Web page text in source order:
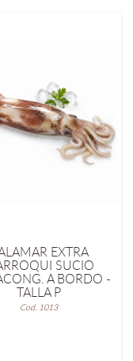
EXTRA
SUCIO
A BORDO -
TALLA P
Cod. 1013